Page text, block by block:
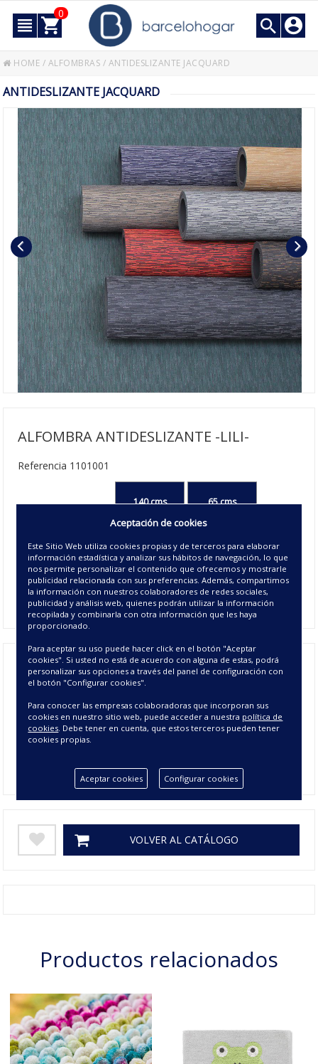
0
HOME / ALFOMBRAS / ANTIDESLIZANTE JACQUARD
ANTIDESLIZANTE JACQUARD
ALFOMBRA ANTIDESLIZANTE -LILI-
Referencia 1101001
22 - NEGRO
69 - TAUPE
140 cms
36.75€ | 25 u/c.
65 cms
18.38€ | 25 u/c.
Agotado
Disponible
Agotado
Composición
25% TEXTIL - 75% FOAM
Tamaño
140 cms, 65 cms
Colores
GRIS, NEGRO, TAUPE
VOLVER AL CATÁLOGO
Productos relacionados
Aceptación de cookies
Este Sitio Web utiliza cookies propias y de terceros para elaborar
información estadística y analizar sus hábitos de navegación, lo que
nos permite personalizar el contenido que ofrecemos y mostrarle
publicidad relacionada con sus preferencias. Además, compartimos
la información con nuestros colaboradores de redes sociales,
publicidad y análisis web, quienes podrán utilizar la información
recopilada y combinarla con otra información que les haya
proporcionado.
Para aceptar su uso puede hacer click en el botón "Aceptar
cookies". Si usted no está de acuerdo con alguna de estas, podrá
personalizar sus opciones a través del panel de configuración con
el botón "Configurar cookies".
Para conocer las empresas colaboradoras que incorporan sus
cookies en nuestro sitio web, puede acceder a nuestra política de
cookies . Debe tener en cuenta, que estos terceros pueden tener
cookies propias.
Aceptar cookies Configurar cookies